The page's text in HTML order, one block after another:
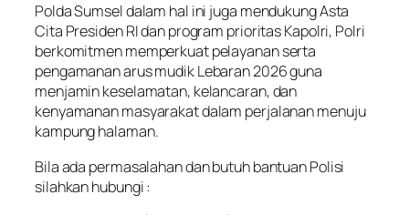
Polda Sumsel dalam hal ini juga mendukung Asta
Cita Presiden RI dan program prioritas Kapolri, Polri
berkomitmen memperkuat pelayanan serta
pengamanan arus mudik Lebaran 2026 guna
menjamin keselamatan, kelancaran, dan
kenyamanan masyarakat dalam perjalanan menuju
kampung halaman.
Bila ada permasalahan dan butuh bantuan Polisi
silahkan hubungi :